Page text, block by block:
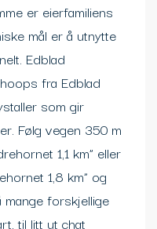
er eierfamiliens
mål er å utnytte
Edblad
fra Edblad
som gir
Følg vegen 350 m
1,1 km” eller
1,8 km” og
mange forskjellige
til litt ut chat